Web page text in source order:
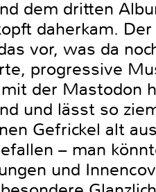
dem dritten
daherkam.
vor, was da
progressive
der Mastodon
und lässt so
Gefrickel alt
– man
und